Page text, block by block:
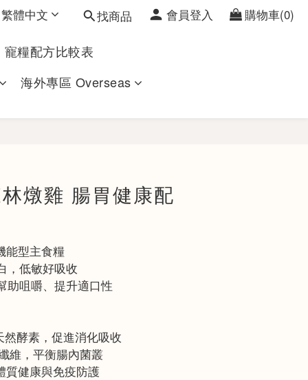
繁體中文 找商品 會員登入 購物車(0)
寵糧配方比較表
海外專區 Overseas
燉雞 腸胃健康配
能型主食糧
，低敏好吸收
助咀嚼、提升適口性
酵素，促進消化吸收
維，平衡腸內菌叢
健康與免疫防護